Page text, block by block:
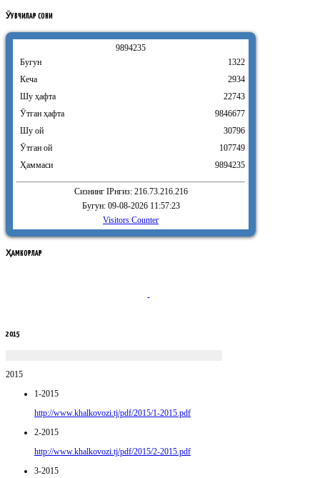
ӮҚУВЧИЛАРСОНИ
9894235
Бугун
Кеча
Шу ҳафта
Ӯтган ҳафта
Шу ой
Ӯтган ой
Ҳаммаси
1322
2934
22743
9846677
30796
107749
9894235
Сизнинг IPнгиз: 216.73.216.216
Бугун: 09-08-2026 11:57:23
Visitors Counter
ҲАМКОРЛАР
2015
2015
1-2015
http://www.khalkovozi.tj/pdf/2015/1-2015.pdf
2-2015
http://www.khalkovozi.tj/pdf/2015/2-2015.pdf
3-2015